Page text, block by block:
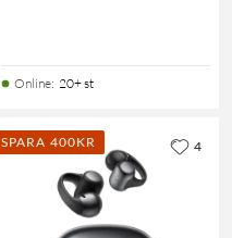
Online: 20+ st
SPARA 400KR 4